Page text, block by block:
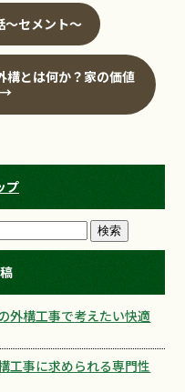
～セメント～
構とは何か？家の価値
→
プ
外構工事で考えたい快適
工事に求められる専門性